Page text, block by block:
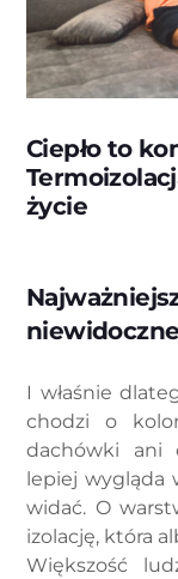
Ciepło to
życie
niewidoczne
I właśnie
chodzi o
dachówki ani
lepiej wygląda
widać. O
izolację, która
Większość